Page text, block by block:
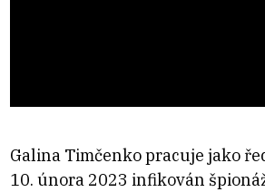
Galina Timčenko pracuje jako
10. února 2023 infikován